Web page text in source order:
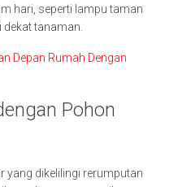
hari, seperti lampu taman
tanaman.
Depan Rumah Dengan
Pohon
yang dikelilingi rerumputan